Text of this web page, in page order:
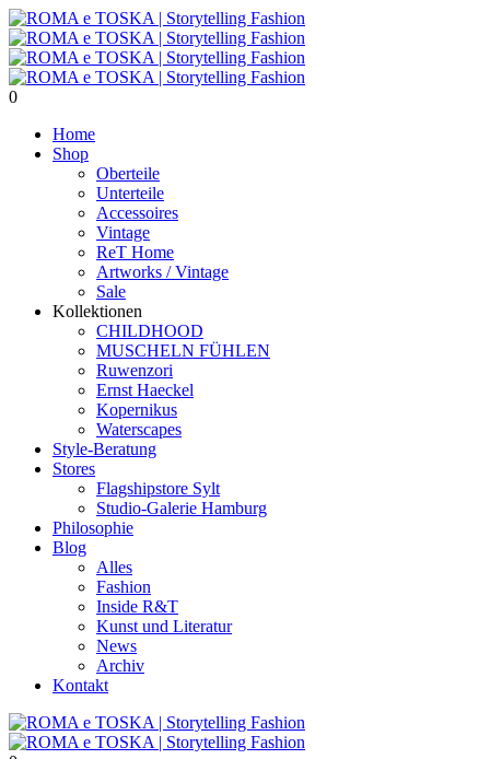
0
Home
Shop
Oberteile
Unterteile
Accessoires
Vintage
ReT Home
Artworks / Vintage
Sale
Kollektionen
CHILDHOOD
MUSCHELN FÜHLEN
Ruwenzori
Ernst Haeckel
Kopernikus
Waterscapes
Style-Beratung
Stores
Flagshipstore Sylt
Studio-Galerie Hamburg
Philosophie
Blog
Alles
Fashion
Inside R&T
Kunst und Literatur
News
Archiv
Kontakt